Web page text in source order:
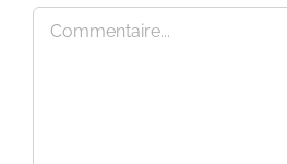
Commentaire